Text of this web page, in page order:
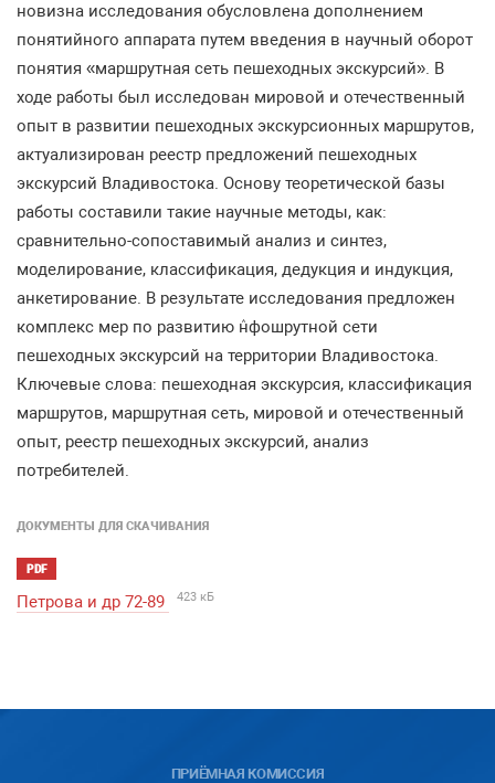
новизна исследования обусловлена дополнением
понятийного аппарата путем введения в научный оборот
понятия «маршрутная сеть пешеходных экскурсий». В
ходе работы был исследован мировой и отечественный
опыт в развитии пешеходных экскурсионных маршрутов,
актуализирован реестр предложений пешеходных
экскурсий Владивостока. Основу теоретической базы
работы составили такие научные методы, как:
сравнительно-сопоставимый анализ и синтез,
моделирование, классификация, дедукция и индукция,
анкетирование. В результате исследования предложен
комплекс мер по развитию ٛнфошрутной сети
пешеходных экскурсий на территории Владивостока.
Ключевые слова: пешеходная экскурсия, классификация
маршрутов, маршрутная сеть, мировой и отечественный
опыт, реестр пешеходных экскурсий, анализ
потребителей.
ДОКУМЕНТЫ ДЛЯ СКАЧИВАНИЯ
PDF
Петрова и др 72-89 423 кБ
ПРИЁМНАЯ КОМИССИЯ